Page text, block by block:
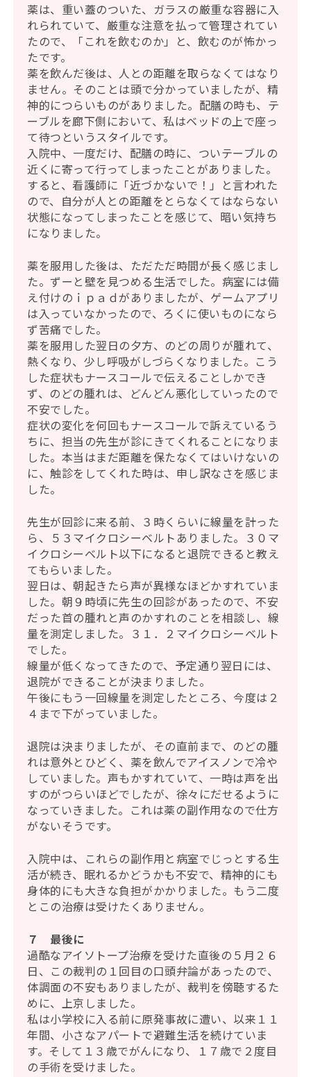
薬は、重い蓋のついた、ガラスの厳重な容器に入
れられていて、厳重な注意を払って管理されてい
たので、「これを飲むのか」と、飲むのが怖かっ
たです。
薬を飲んだ後は、人との距離を取らなくてはなり
ません。そのことは頭で分かっていましたが、精
神的につらいものがありました。配膳の時も、テ
ーブルを廊下側において、私はベッドの上で座っ
て待つというスタイルです。
入院中、一度だけ、配膳の時に、ついテーブルの
近くに寄って行ってしまったことがありました。
すると、看護師に「近づかないで！」と言われた
ので、自分が人との距離をとらなくてはならない
状態になってしまったことを感じて、暗い気持ち
になりました。
薬を服用した後は、ただただ時間が長く感じまし
た。ずーと壁を見つめる生活でした。病室には備
え付けのｉｐａｄがありましたが、ゲームアプリ
は入っていなかったので、ろくに使いものになら
ず苦痛でした。
薬を服用した翌日の夕方、のどの周りが腫れて、
熱くなり、少し呼吸がしづらくなりました。こう
した症状もナースコールで伝えることしかでき
ず、のどの腫れは、どんどん悪化していったので
不安でした。
症状の変化を何回もナースコールで訴えているう
ちに、担当の先生が診にきてくれることになりま
した。本当はまだ距離を保たなくてはいけないの
に、触診をしてくれた時は、申し訳なさを感じま
した。
先生が回診に来る前、３時くらいに線量を計った
ら、５３マイクロシーベルトありました。３０マ
イクロシーベルト以下になると退院できると教え
てもらいました。
翌日は、朝起きたら声が異様なほどかすれていま
した。朝９時頃に先生の回診があったので、不安
だった首の腫れと声のかすれのことを相談し、線
量を測定しました。３１．２マイクロシーベルト
でした。
線量が低くなってきたので、予定通り翌日には、
退院ができることが決まりました。
午後にもう一回線量を測定したところ、今度は２
４まで下がっていました。
退院は決まりましたが、その直前まで、のどの腫
れは意外とひどく、薬を飲んでアイスノンで冷や
していました。声もかすれていて、一時は声を出
すのがつらいほどでしたが、徐々にだせるように
なっていきました。これは薬の副作用なので仕方
がないそうです。
入院中は、これらの副作用と病室でじっとする生
活が続き、眠れるかどうかも不安で、精神的にも
身体的にも大きな負担がかかりました。もう二度
とこの治療は受けたくありません。
７ 最後に
過酷なアイソトープ治療を受けた直後の５月２６
日、この裁判の１回目の口頭弁論があったので、
体調面の不安もありましたが、裁判を傍聴するた
めに、上京しました。
私は小学校に入る前に原発事故に遭い、以来１１
年間、小さなアパートで避難生活を続けていま
す。そして１３歳でがんになり、１７歳で２度目
の手術を受けました。